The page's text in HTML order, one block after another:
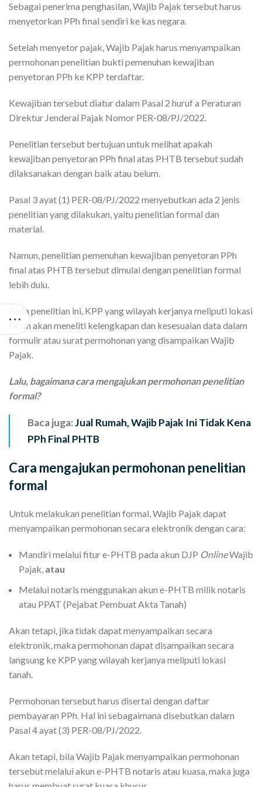
Sebagai penerima penghasilan, Wajib Pajak tersebut harus
menyetorkan PPh final sendiri ke kas negara.
Setelah menyetor pajak, Wajib Pajak harus menyampaikan
permohonan penelitian bukti pemenuhan kewajiban
penyetoran PPh ke KPP terdaftar.
Kewajiban tersebut diatur dalam Pasal 2 huruf a Peraturan
Direktur Jenderal Pajak Nomor PER-08/PJ/2022.
Penelitian tersebut bertujuan untuk melihat apakah
kewajiban penyetoran PPh final atas PHTB tersebut sudah
dilaksanakan dengan baik atau belum.
Pasal 3 ayat (1) PER-08/PJ/2022 menyebutkan ada 2 jenis
penelitian yang dilakukan, yaitu penelitian formal dan
material.
Namun, penelitian pemenuhan kewajiban penyetoran PPh
final atas PHTB tersebut dimulai dengan penelitian formal
lebih dulu.
Pada penelitian ini, KPP yang wilayah kerjanya meliputi lokasi
tanah akan meneliti kelengkapan dan kesesuaian data dalam
formulir atau surat permohonan yang disampaikan Wajib
Pajak.
Lalu, bagaimana cara mengajukan permohonan penelitian
formal?
Baca juga:Jual Rumah, Wajib Pajak Ini Tidak Kena
PPh Final PHTB
Cara mengajukan permohonan penelitian
formal
Untuk melakukan penelitian formal, Wajib Pajak dapat
menyampaikan permohonan secara elektronik dengan cara:
Mandiri melalui fitur e-PHTB pada akun DJP OnlineWajib
Pajak, atau
Melalui notaris menggunakan akun e-PHTB milik notaris
atau PPAT (Pejabat Pembuat Akta Tanah)
Akan tetapi, jika tidak dapat menyampaikan secara
elektronik, maka permohonan dapat disampaikan secara
langsung ke KPP yang wilayah kerjanya meliputi lokasi
tanah.
Permohonan tersebut harus disertai dengan daftar
pembayaran PPh. Hal ini sebagaimana disebutkan dalam
Pasal 4 ayat (3) PER-08/PJ/2022.
Akan tetapi, bila Wajib Pajak menyampaikan permohonan
tersebut melalui akun e-PHTB notaris atau kuasa, maka juga